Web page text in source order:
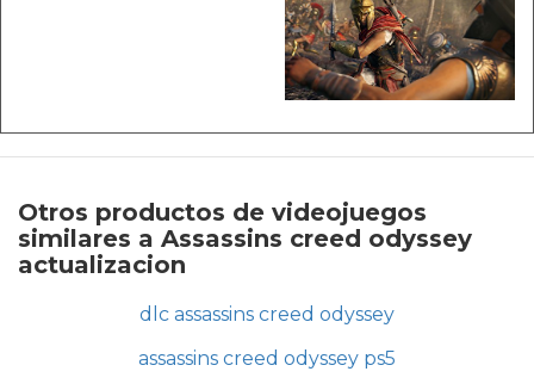
Otros productos de videojuegos
similares a Assassins creed odyssey
actualizacion
dlc assassins creed odyssey
assassins creed odyssey ps5